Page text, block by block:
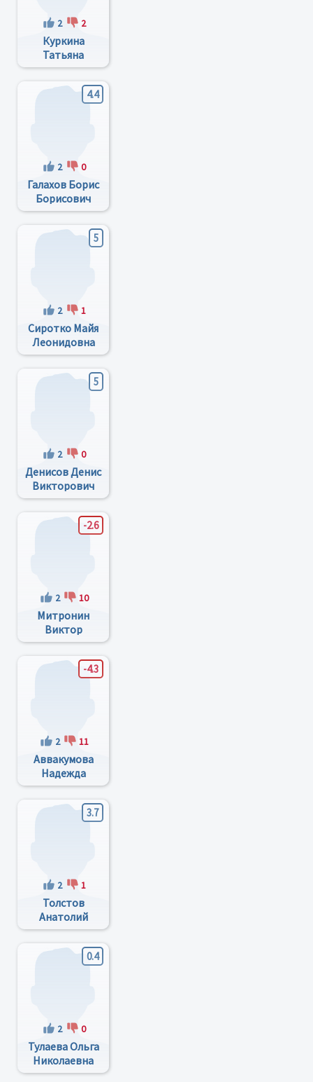
2 2
Куркина
Татьяна
Витальевна
4.4
2 0
Галахов Борис
Борисович
5
2 1
Сиротко Майя
Леонидовна
5
2 0
Денисов Денис
Викторович
-2.6
2 10
Митронин
Виктор
Кузьмич
-4.3
2 11
Аввакумова
Надежда
Петровна
3.7
2 1
Толстов
Анатолий
Владимирович
0.4
2 0
Тулаева Ольга
Николаевна